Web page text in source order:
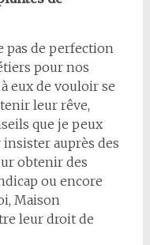
pas de perfection
pour nos
eux de vouloir se
leur rêve,
que je peux
auprès des
obtenir des
ou encore
Maison
leur droit de